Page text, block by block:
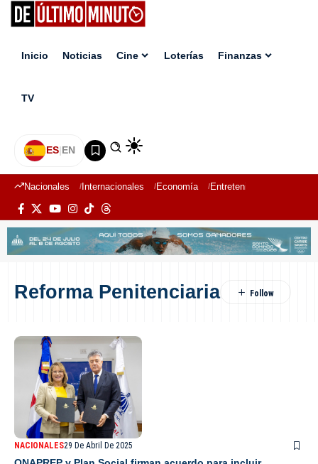
Inicio Noticias Cine Loterías Finanzas
TV
ES|EN
Nacionales Internacionales Economía Entretenimiento
Reforma Penitenciaria
NACIONALES29 De Abril De 2025